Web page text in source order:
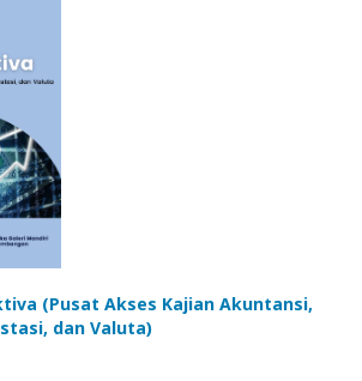
(Pusat Akses Kajian Akuntansi,
dan Valuta)